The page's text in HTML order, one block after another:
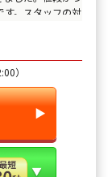
す。スタッフの対応も
）
▶︎